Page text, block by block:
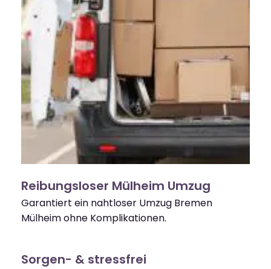
Reibungsloser Mülheim Umzug
Garantiert ein nahtloser Umzug Bremen
Mülheim ohne Komplikationen.
Sorgen- & stressfrei